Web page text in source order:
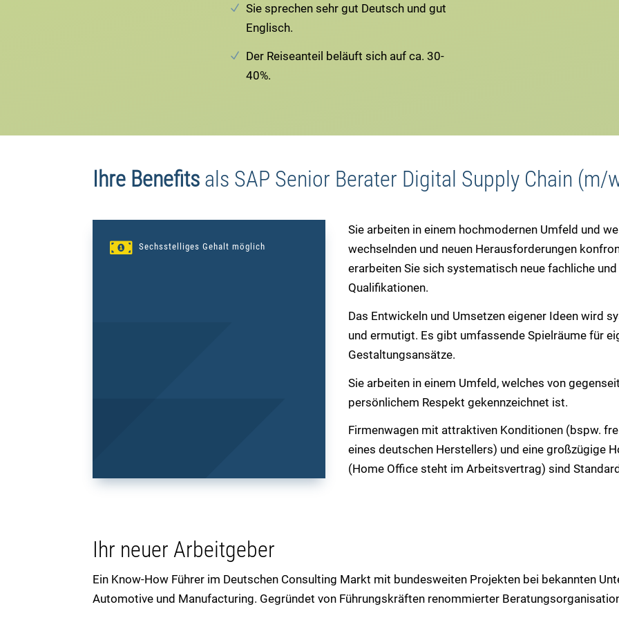
Sie sprechen sehr gut Deutsch und gut
Englisch.
Der Reiseanteil beläuft sich auf ca. 30-
40%.
Ihre Benefits als SAP Senior Berater Digital Supply Chain (m/
 Sechsstelliges Gehalt möglich
Sie arbeiten in einem hochmodernen Umfeld und
wechselnden und neuen Herausforderungen
erarbeiten Sie sich systematisch neue fachliche
Qualifikationen.
Das Entwickeln und Umsetzen eigener Ideen wird
und ermutigt. Es gibt umfassende Spielräume für
Gestaltungsansätze.
Sie arbeiten in einem Umfeld, welches von
persönlichem Respekt gekennzeichnet ist.
Firmenwagen mit attraktiven Konditionen (bspw.
eines deutschen Herstellers) und eine großzügige
(Home Office steht im Arbeitsvertrag) sind
Ihr neuer Arbeitgeber
Ein Know-How Führer im Deutschen Consulting Markt mit bundesweiten Projekten bei bekannten
Automotive und Manufacturing. Gegründet von Führungskräften renommierter